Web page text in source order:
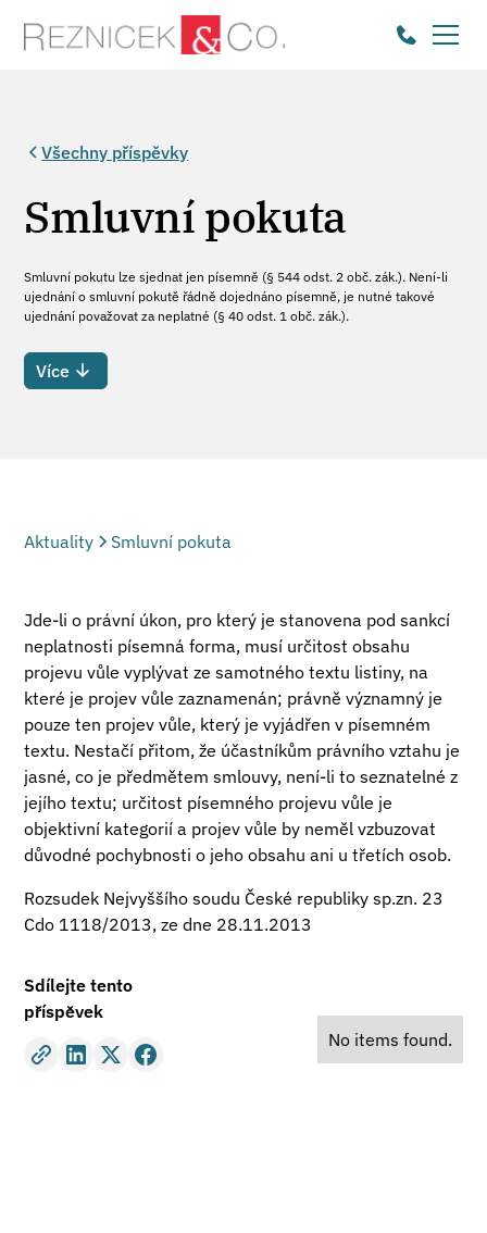
Všechny příspěvky
Smluvní pokuta
Smluvní pokutu lze sjednat jen písemně (§ 544 odst. 2 obč. zák.). Není-li
ujednání o smluvní pokutě řádně dojednáno písemně, je nutné takové
ujednání považovat za neplatné (§ 40 odst. 1 obč. zák.).
Více
Aktuality Smluvní pokuta
Jde-li o právní úkon, pro který je stanovena pod sankcí
neplatnosti písemná forma, musí určitost obsahu
projevu vůle vyplývat ze samotného textu listiny, na
které je projev vůle zaznamenán; právně významný je
pouze ten projev vůle, který je vyjádřen v písemném
textu. Nestačí přitom, že účastníkům právního vztahu je
jasné, co je předmětem smlouvy, není-li to seznatelné z
jejího textu; určitost písemného projevu vůle je
objektivní kategorií a projev vůle by neměl vzbuzovat
důvodné pochybnosti o jeho obsahu ani u třetích osob.
Rozsudek Nejvyššího soudu České republiky sp.zn. 23
Cdo 1118/2013, ze dne 28.11.2013
Sdílejte tento
příspěvek
No items found.